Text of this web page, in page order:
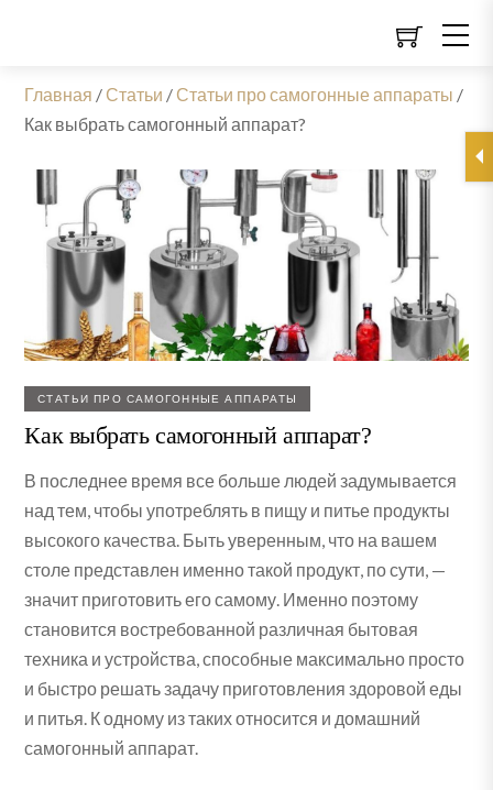
Главная / Статьи / Статьи про самогонные аппараты /
Как выбрать самогонный аппарат?
СТАТЬИ ПРО САМОГОННЫЕ АППАРАТЫ
Как выбрать самогонный аппарат?
В последнее время все больше людей задумывается
над тем, чтобы употреблять в пищу и питье продукты
высокого качества. Быть уверенным, что на вашем
столе представлен именно такой продукт, по сути, —
значит приготовить его самому. Именно поэтому
становится востребованной различная бытовая
техника и устройства, способные максимально просто
и быстро решать задачу приготовления здоровой еды
и питья. К одному из таких относится и домашний
самогонный аппарат.